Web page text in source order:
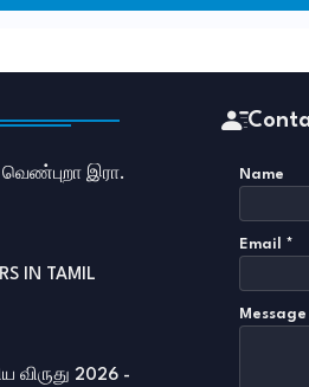
இரா.
IN TAMIL
விருது 2026 -
Name
Email *
Message